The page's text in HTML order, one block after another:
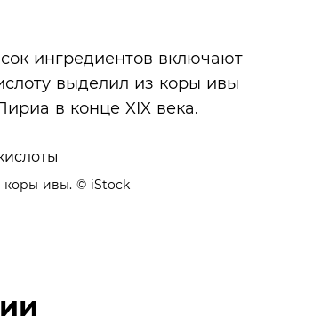
ингредиентов включают
выделил из коры ивы
в конце XIX века.
коры ивы. © iStock